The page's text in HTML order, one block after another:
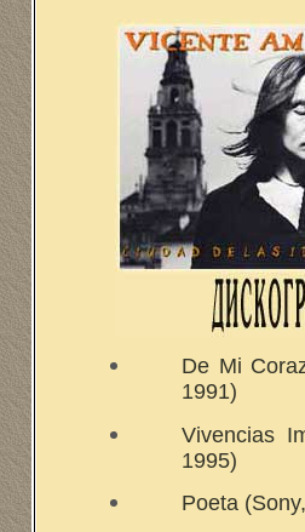
De Mi
1991)
Vivencias
1995)
Poeta